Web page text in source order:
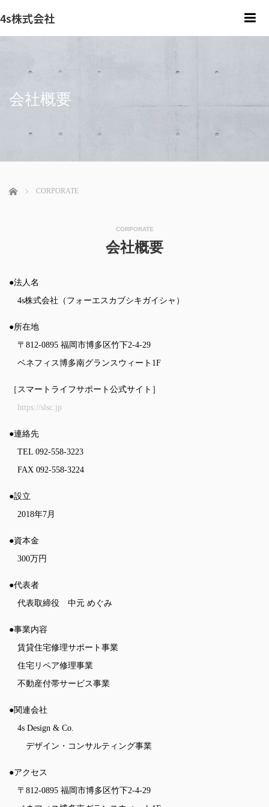
4s株式会社
会社概要
ホーム CORPORATE
CORPORATE
会社概要
●法人名
4s株式会社（フォーエスカブシキガイシャ）
●所在地
〒812-0895 福岡市博多区竹下2-4-29
ベネフィス博多南グランスウィート1F
［スマートライフサポート公式サイト］
https://slsc.jp
●連絡先
TEL 092-558-3223
FAX 092-558-3224
●設立
2018年7月
●資本金
300万円
●代表者
代表取締役 中元 めぐみ
●事業内容
賃貸住宅修理サポート事業
住宅リペア修理事業
不動産付帯サービス事業
●関連会社
4s Design & Co.
デザイン・コンサルティング事業
●アクセス
〒812-0895 福岡市博多区竹下2-4-29